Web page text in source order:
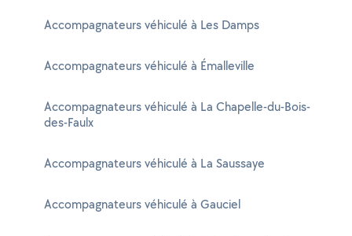
Accompagnateurs véhiculé à Les Damps
Accompagnateurs véhiculé à Émalleville
Accompagnateurs véhiculé à La Chapelle-du-Bois-
des-Faulx
Accompagnateurs véhiculé à La Saussaye
Accompagnateurs véhiculé à Gauciel